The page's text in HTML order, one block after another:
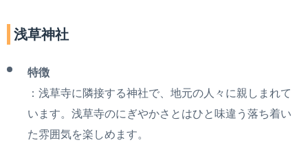
浅草神社
特徴
：浅草寺に隣接する神社で、地元の人々に親しまれて
います。浅草寺のにぎやかさとはひと味違う落ち着い
た雰囲気を楽しめます。